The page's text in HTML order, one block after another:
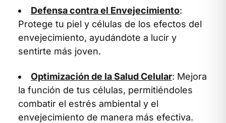
Defensa contra el Envejecimiento:
Protege tu piel y células de los efectos del
envejecimiento, ayudándote a lucir y
sentirte más joven.
Optimización de la Salud Celular: Mejora
la función de tus células, permitiéndoles
combatir el estrés ambiental y el
envejecimiento de manera más efectiva.